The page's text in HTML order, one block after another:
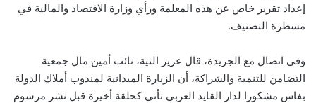
إعداد تقرير خاص عن هذه المعلمة ورأي وزارة الاقتصاد والمالية في
مسطرة التصنيف.
وفي اتصال مع الجريدة، قال عزيز النية، نائب أمين مال جمعية
التضامن للتنمية والشراكة، أن الزيارة الميدانية لمندوب أملاك الدولة
بفاس مشكورا لدار القايد العربي تأتي كحلقة أخيرة قبل نشر مرسوم